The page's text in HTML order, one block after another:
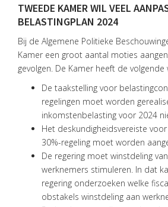
DIENSTEN
TWEEDE KAMER WIL VEEL
BELASTINGPLAN 2024
Bij de Algemene Politieke
Kamer een groot aantal moties
gevolgen. De Kamer heeft de volgende
De taakstelling voor
regelingen moet worden
inkomstenbelasting voor 2024
Het deskundigheidsvereiste
30%-regeling moet worden
De regering moet winstdeling
werknemers stimuleren. In dat
regering onderzoeken welke
obstakels winstdeling aan